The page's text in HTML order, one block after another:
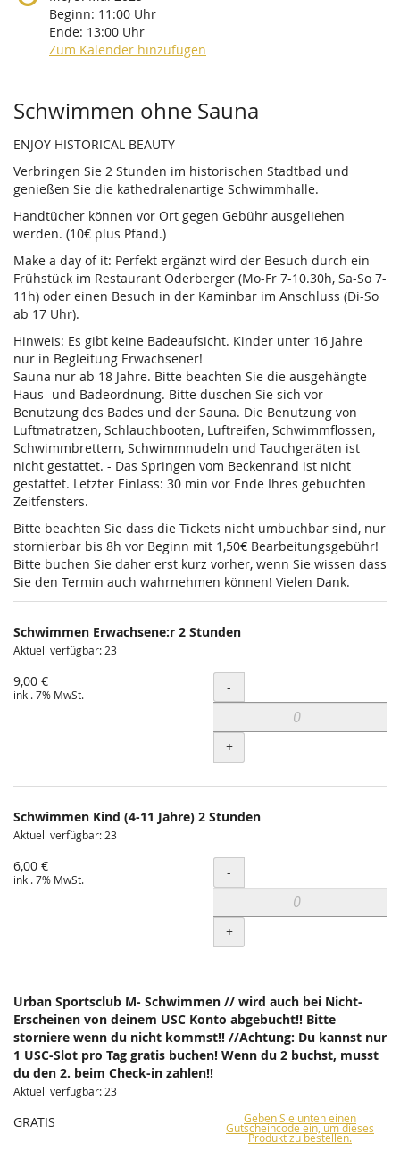
Beginn: 11:00 Uhr
Ende: 13:00 Uhr
Zum Kalender hinzufügen
Produkte
Schwimmen ohne Sauna
ENJOY HISTORICAL BEAUTY
Verbringen Sie 2 Stunden im historischen Stadtbad und
genießen Sie die kathedralenartige Schwimmhalle.
Handtücher können vor Ort gegen Gebühr ausgeliehen
werden. (10€ plus Pfand.)
Make a day of it: Perfekt ergänzt wird der Besuch durch ein
Frühstück im Restaurant Oderberger (Mo-Fr 7-10.30h, Sa-So 7-
11h) oder einen Besuch in der Kaminbar im Anschluss (Di-So
ab 17 Uhr).
Hinweis: Es gibt keine Badeaufsicht. Kinder unter 16 Jahre
nur in Begleitung Erwachsener!
Sauna nur ab 18 Jahre. Bitte beachten Sie die ausgehängte
Haus- und Badeordnung. Bitte duschen Sie sich vor
Benutzung des Bades und der Sauna. Die Benutzung von
Luftmatratzen, Schlauchbooten, Luftreifen, Schwimmflossen,
Schwimmbrettern, Schwimmnudeln und Tauchgeräten ist
nicht gestattet. - Das Springen vom Beckenrand ist nicht
gestattet. Letzter Einlass: 30 min vor Ende Ihres gebuchten
Zeitfensters.
Bitte beachten Sie dass die Tickets nicht umbuchbar sind, nur
stornierbar bis 8h vor Beginn mit 1,50€ Bearbeitungsgebühr!
Bitte buchen Sie daher erst kurz vorher, wenn Sie wissen dass
Sie den Termin auch wahrnehmen können! Vielen Dank.
Schwimmen Erwachsene:r 2 Stunden
Aktuell verfügbar: 23
9,00 €
inkl. 7% MwSt. Menge
-
+
Schwimmen Kind (4-11 Jahre) 2 Stunden
Aktuell verfügbar: 23
6,00 €
inkl. 7% MwSt. Menge
-
+
Urban Sportsclub M- Schwimmen // wird auch bei Nicht-
Erscheinen von deinem USC Konto abgebucht!! Bitte
storniere wenn du nicht kommst!! //Achtung: Du kannst nur
1 USC-Slot pro Tag gratis buchen! Wenn du 2 buchst, musst
du den 2. beim Check-in zahlen!!
Aktuell verfügbar: 23
GRATIS Geben Sie unten einen
Gutscheincode ein, um dieses
Produkt zu bestellen.